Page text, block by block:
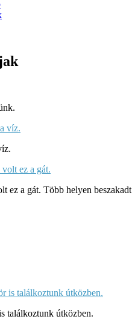
ez a gát. Több helyen
találkoztunk útközben.